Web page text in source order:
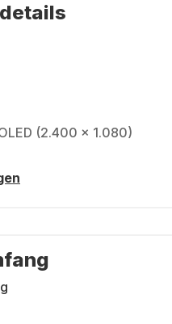
(2.400 x 1.080)